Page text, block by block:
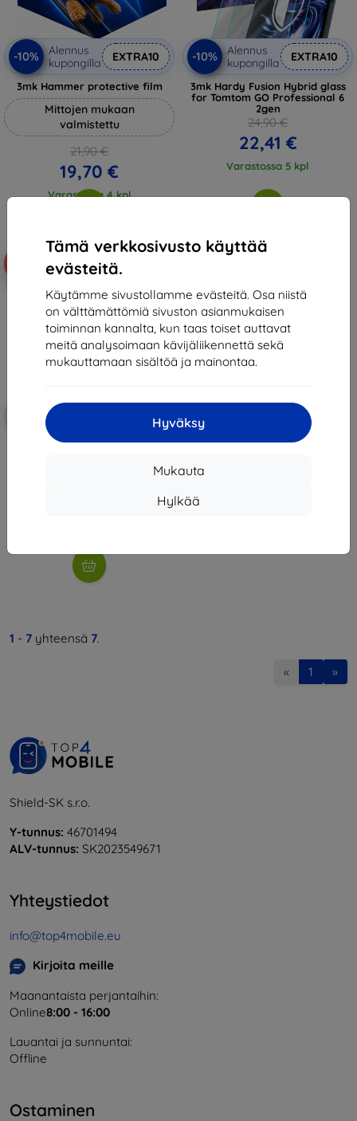
Tämä verkkosivusto käyttää
evästeitä.
Käytämme sivustollamme evästeitä. Osa niistä
on välttämättömiä sivuston asianmukaisen
toiminnan kannalta, kun taas toiset auttavat
meitä analysoimaan kävijäliikennettä sekä
mukauttamaan sisältöä ja mainontaa.
Hyväksy
Mukauta
Hylkää
-10%
Alennus
kupongilla
EXTRA10
3mk Hammer protective film
Mittojen mukaan
valmistettu
21,90 €
19,70 €
Varastossa 4 kpl
-10%
Alennus
kupongilla
EXTRA10
3mk Hardy Fusion Hybrid glass
for Tomtom GO Professional 6
2gen
24,90 €
22,41 €
Varastossa 5 kpl
Alennus
3mk FlexibleGlass Hybrid glass
1 - 7 yhteensä 7.
« 1 »
Shield-SK s.r.o.
Y-tunnus: 46701494
ALV-tunnus: SK2023549671
Yhteystiedot
info@top4mobile.eu
Kirjoita meille
Maanantaista perjantaihin:
Online8:00 - 16:00
Lauantai ja sunnuntai:
Offline
Ostaminen